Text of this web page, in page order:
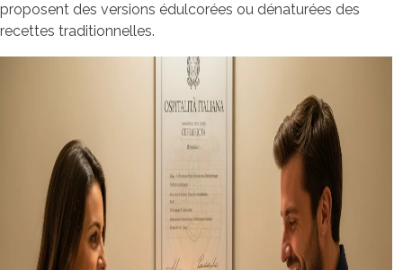
proposent des versions édulcorées ou dénaturées des
recettes traditionnelles.